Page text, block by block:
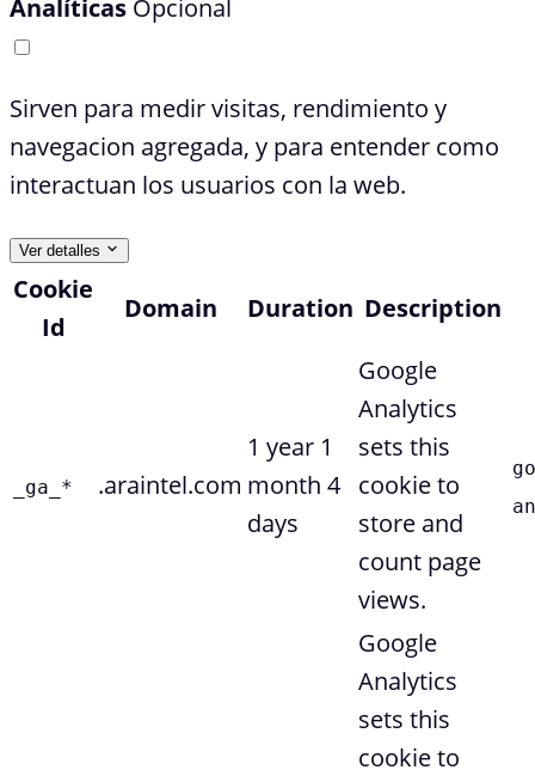
Analíticas Opcional
Sirven para medir visitas, rendimiento y
navegacion agregada, y para entender como
interactuan los usuarios con la web.
Ver detalles
Cookie
Id
Domain Duration Description
_ga_* .araintel.com
1 year 1
month 4
days
Google
Analytics
sets this
cookie to
store and
count page
views.
Google
Analytics
sets this
cookie to